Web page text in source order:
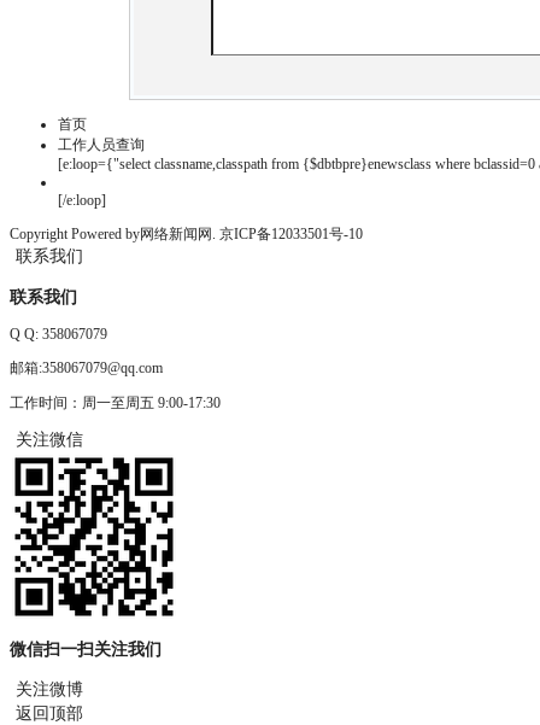
首页
工作人员查询
[e:loop={"select classname,classpath from {$dbtbpre}enewsclass where
[/e:loop]
Copyright Powered by网络新闻网. 京ICP备12033501号-10
联系我们
联系我们
Q Q: 358067079
邮箱:358067079@qq.com
工作时间：周一至周五 9:00-17:30
关注微信
微信扫一扫关注我们
关注微博
返回顶部